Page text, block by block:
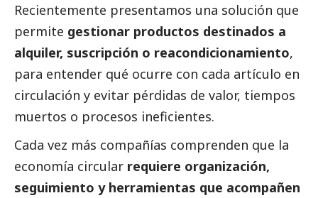
Recientemente presentamos una solución que
permite gestionar productos destinados a
alquiler, suscripción o reacondicionamiento,
para entender qué ocurre con cada artículo en
circulación y evitar pérdidas de valor, tiempos
muertos o procesos ineficientes.
Cada vez más compañías comprenden que la
economía circular requiere organización,
seguimiento y herramientas que acompañen